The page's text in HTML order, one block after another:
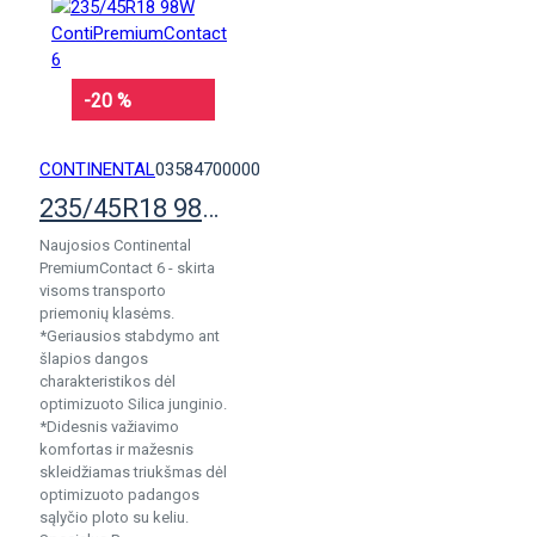
-20 %
CONTINENTAL03584700000
235/45R18 98W ContiPremiumContact 6
Naujosios Continental
PremiumContact 6 - skirta
visoms transporto
priemonių klasėms.
*Geriausios stabdymo ant
šlapios dangos
charakteristikos dėl
optimizuoto Silica junginio.
*Didesnis važiavimo
komfortas ir mažesnis
skleidžiamas triukšmas dėl
optimizuoto padangos
sąlyčio ploto su keliu.